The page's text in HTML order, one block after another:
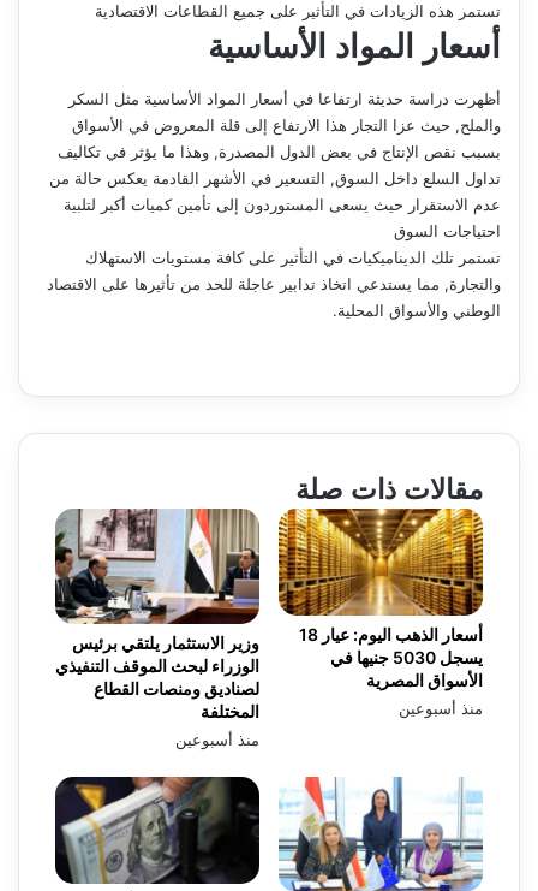
تستمر هذه الزيادات في التأثير على جميع القطاعات الاقتصادية
أسعار المواد الأساسية
أظهرت دراسة حديثة ارتفاعا في أسعار المواد الأساسية مثل السكر
والملح, حيث عزا التجار هذا الارتفاع إلى قلة المعروض في الأسواق
بسبب نقص الإنتاج في بعض الدول المصدرة, وهذا ما يؤثر في تكاليف
تداول السلع داخل السوق, التسعير في الأشهر القادمة يعكس حالة من
عدم الاستقرار حيث يسعى المستوردون إلى تأمين كميات أكبر لتلبية
احتياجات السوق
تستمر تلك الديناميكيات في التأثير على كافة مستويات الاستهلاك
والتجارة, مما يستدعي اتخاذ تدابير عاجلة للحد من تأثيرها على الاقتصاد
الوطني والأسواق المحلية.
مقالات ذات صلة
وزير الاستثمار يلتقي برئيس
الوزراء لبحث الموقف التنفيذي
لصناديق ومنصات القطاع
المختلفة
منذ أسبوعين
أسعار الذهب اليوم: عيار 18
يسجل 5030 جنيها في
الأسواق المصرية
منذ أسبوعين